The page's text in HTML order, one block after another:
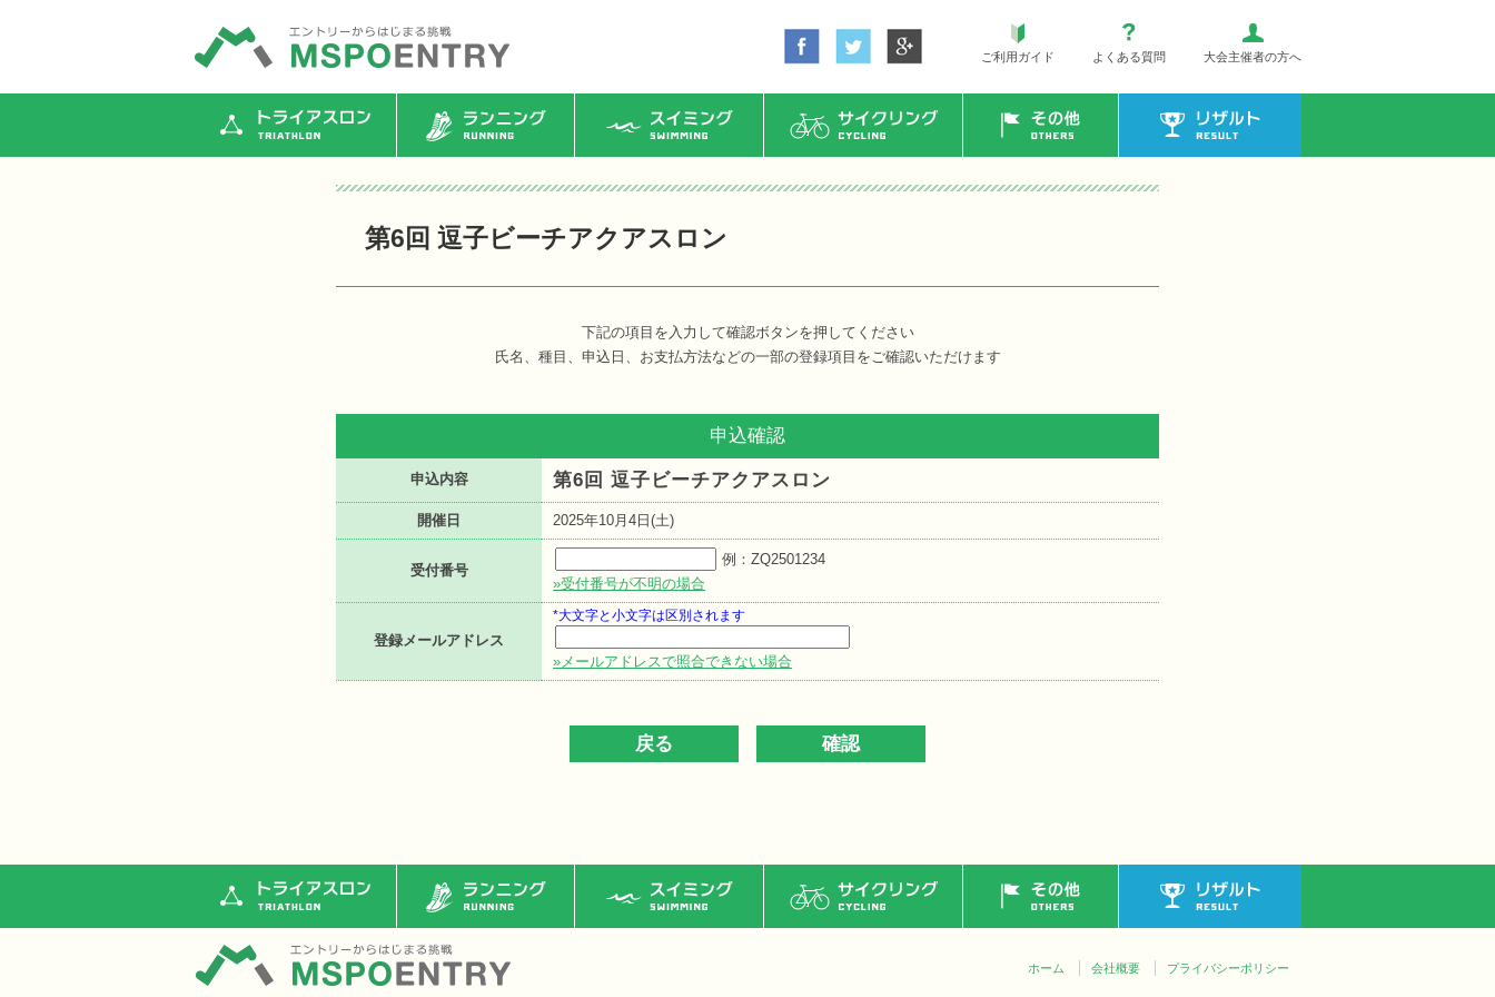
ご利用ガイド よくある質問 大会主催者の方へ
トライアスロン ランニング スイミング サイクリング その他 リザルト
第6回 逗子ビーチアクアスロン
下記の項目を入力して確認ボタンを押してください
氏名、種目、申込日、お支払方法などの一部の登録項目をご確認いただけます
申込確認
申込内容 第6回 逗子ビーチアクアスロン
開催日 2025年10月4日(土)
受付番号
例：ZQ2501234
»受付番号が不明の場合
登録メールアドレス
*大文字と小文字は区別されます
»メールアドレスで照合できない場合
トライアスロン ランニング スイミング サイクリング その他 リザルト
ホーム 会社概要 プライバシーポリシー